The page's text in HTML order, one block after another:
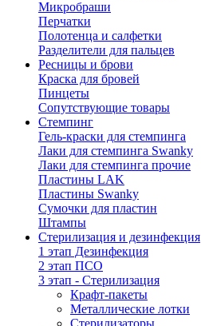
Микробраши
Перчатки
Полотенца и салфетки
Разделители для пальцев
Ресницы и брови
Краска для бровей
Пинцеты
Сопутствующие товары
Стемпинг
Гель-краски для стемпинга
Лаки для стемпинга Swanky
Лаки для стемпинга прочие
Пластины LAK
Пластины Swanky
Сумочки для пластин
Штампы
Стерилизация и дезинфекция
1 этап Дезинфекция
2 этап ПСО
3 этап - Стерилизация
Крафт-пакеты
Металлические лотки
Стерилизаторы